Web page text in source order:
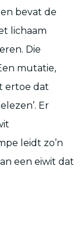
bevat de
lichaam
Die
mutatie,
ertoe dat
Er
leidt zo’n
een eiwit dat